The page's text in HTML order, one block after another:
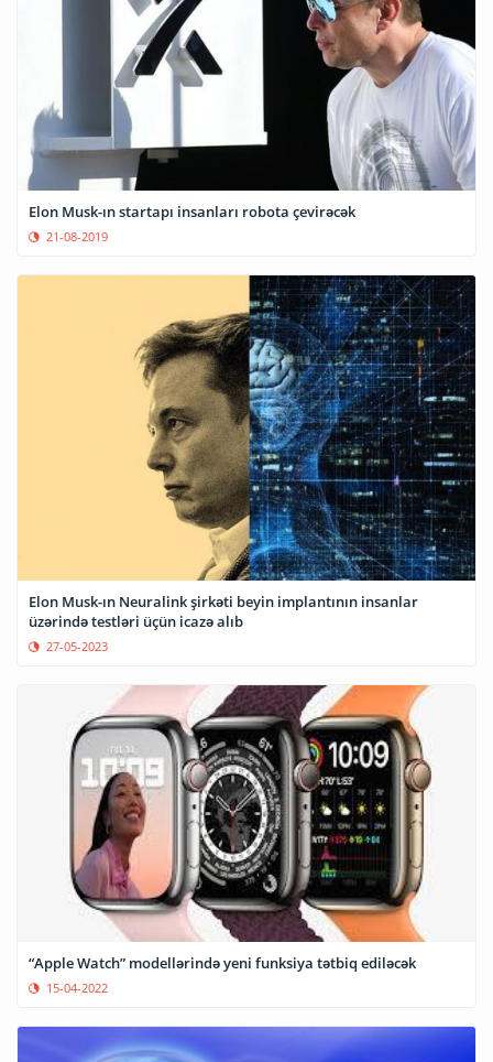
Elon Musk-ın startapı insanları robota çevirəcək
21-08-2019
Elon Musk-ın Neuralink şirkəti beyin implantının insanlar
üzərində testləri üçün icazə alıb
27-05-2023
“Apple Watch” modellərində yeni funksiya tətbiq ediləcək
15-04-2022